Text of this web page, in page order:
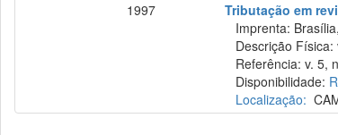
1997
Tributação em
Imprenta:
Descrição Física:
Referência: v. 5,
Disponibilidade:
Localização: